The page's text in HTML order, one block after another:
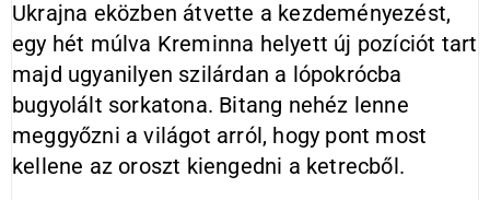
Ukrajna eközben átvette a kezdeményezést,
egy hét múlva Kreminna helyett új pozíciót tart
majd ugyanilyen szilárdan a lópokrócba
bugyolált sorkatona. Bitang nehéz lenne
meggyőzni a világot arról, hogy pont most
kellene az oroszt kiengedni a ketrecből.